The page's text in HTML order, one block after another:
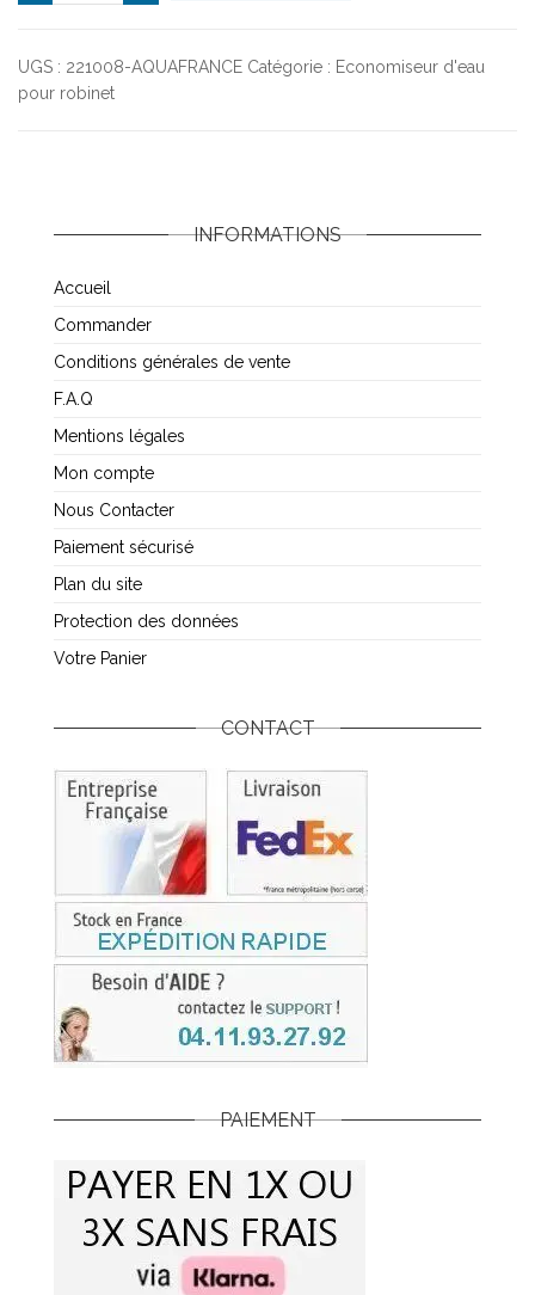
UGS : 221008-AQUAFRANCE Catégorie : Economiseur d'eau
pour robinet
INFORMATIONS
Accueil
Commander
Conditions générales de vente
F.A.Q
Mentions légales
Mon compte
Nous Contacter
Paiement sécurisé
Plan du site
Protection des données
Votre Panier
CONTACT
PAIEMENT